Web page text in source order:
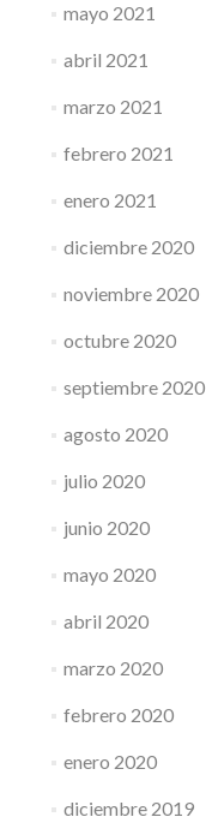
mayo 2021
abril 2021
marzo 2021
febrero 2021
enero 2021
diciembre 2020
noviembre 2020
octubre 2020
septiembre 2020
agosto 2020
julio 2020
junio 2020
mayo 2020
abril 2020
marzo 2020
febrero 2020
enero 2020
diciembre 2019